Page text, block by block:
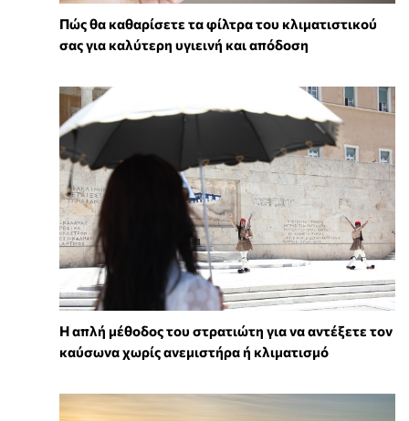
Πώς θα καθαρίσετε τα φίλτρα του κλιματιστικού
σας για καλύτερη υγιεινή και απόδοση
Η απλή μέθοδος του στρατιώτη για να αντέξετε τον
καύσωνα χωρίς ανεμιστήρα ή κλιματισμό